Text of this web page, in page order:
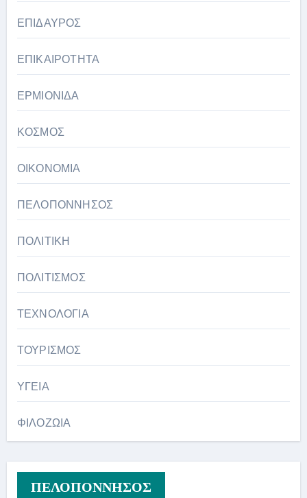
ΕΠΙΔΑΥΡΟΣ
ΕΠΙΚΑΙΡΟΤΗΤΑ
ΕΡΜΙΟΝΙΔΑ
ΚΟΣΜΟΣ
ΟΙΚΟΝΟΜΙΑ
ΠΕΛΟΠΟΝΝΗΣΟΣ
ΠΟΛΙΤΙΚΗ
ΠΟΛΙΤΙΣΜΟΣ
ΤΕΧΝΟΛΟΓΙΑ
ΤΟΥΡΙΣΜΟΣ
ΥΓΕΙΑ
ΦΙΛΟΖΩΙΑ
ΠΕΛΟΠΟΝΝΗΣΟΣ